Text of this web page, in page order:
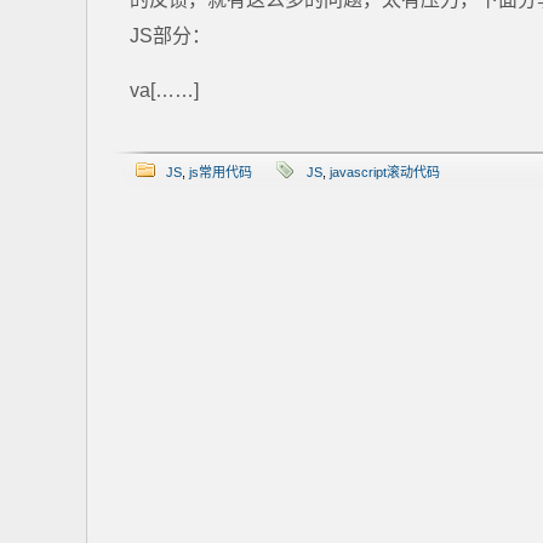
JS部分：
va[……]
JS js常用代码 JS javascript滚动代码